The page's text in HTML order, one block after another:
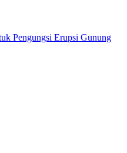
Pengungsi Erupsi Gunung